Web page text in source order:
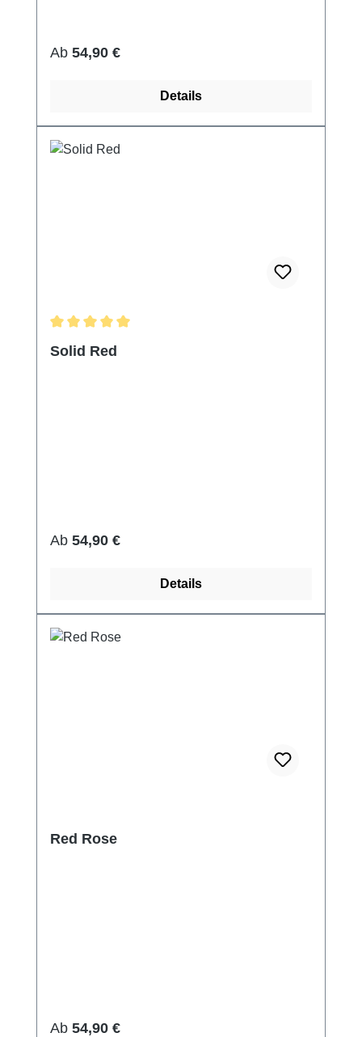
Regulärer Preis:
Ab 54,90 €
Details
Solid Red
Regulärer Preis:
Ab 54,90 €
Details
Red Rose
Regulärer Preis:
Ab 54,90 €